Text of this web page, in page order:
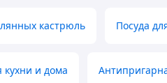
кастрюль Посуда
кухни и дома